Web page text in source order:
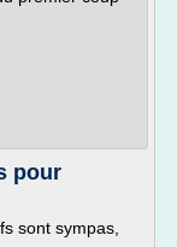
pour
sont sympas,